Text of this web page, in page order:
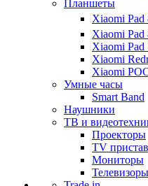
Планшеты
Xiaomi Pad
Xiaomi Pad
Xiaomi Pad
Xiaomi
Xiaomi
Умные часы
Smart Band
Наушники
ТВ и
Проекторы
TV
Мониторы
Телевизоры